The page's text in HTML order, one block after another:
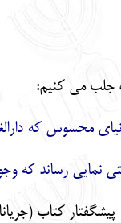
جلب می کنیم:
محسوس که
نمایی رساند که
پیشگفتار کتاب